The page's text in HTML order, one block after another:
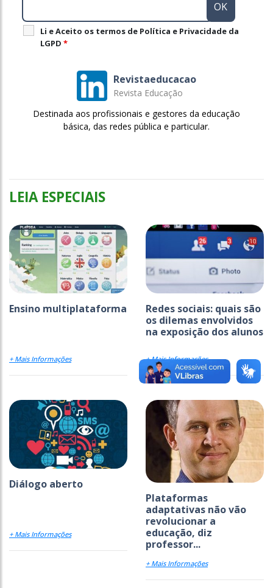
Li e Aceito os termos de Política e Privacidade da
LGPD *
Revistaeducacao
Revista Educação
Destinada aos profissionais e gestores da educação
básica, das redes pública e particular.
LEIA ESPECIAIS
Ensino multiplataforma
+ Mais Informações
Redes sociais: quais são
os dilemas envolvidos
na exposição dos alunos
+ Mais Informações
Diálogo aberto
+ Mais Informações
Plataformas
adaptativas não vão
revolucionar a
educação, diz
professor...
+ Mais Informações